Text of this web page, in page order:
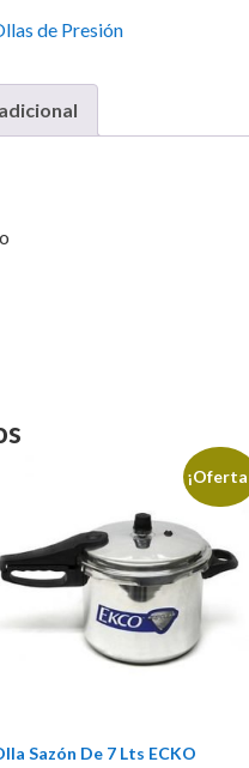
de Presión
Sazón De 7 Lts ECKO